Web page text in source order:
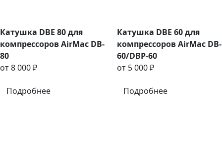
Катушка DBE 80 для
компрессоров AirMac DB-
80
от 8 000 ₽
Подробнее
Катушка DBE 60 для
компрессоров AirMac DB-
60/DBP-60
от 5 000 ₽
Подробнее